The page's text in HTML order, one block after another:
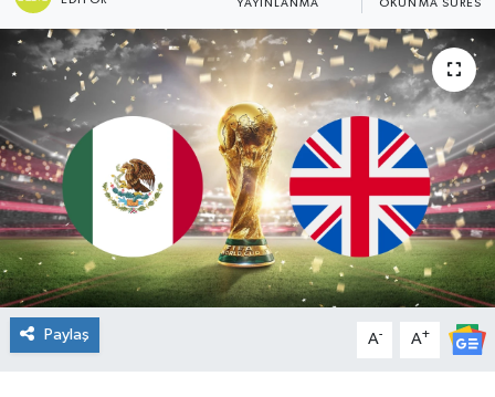
YAYINLANMA OKUNMA SÜRESI
Paylaş A- A+
Dursunbey
Edremit
EĞİTİM
EKONOMİ
Erdek
Gömeç